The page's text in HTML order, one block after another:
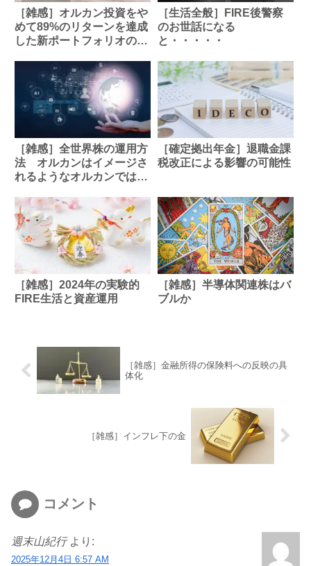
［雑感］オルカン投資をや
めて89%のリターンを達成
した新ポートフォリオの全
［生活全般］FIRE後警察
のお世話になる
と・・・・・
［雑感］全世界株の運用方
法 オルカンはイメージさ
れるようなオルカンではな
［確定拠出年金］退職金課
税改正による影響の可能性
［雑感］2024年の実験的
FIRE生活と資産運用
［雑感］半導体関連株はバ
ブルか
［雑感］金融所得の保険料への反映の具
体化
［雑感］インフレ下の金
コメント
週末山紀行 より:
2025年12月4日 6:57 AM